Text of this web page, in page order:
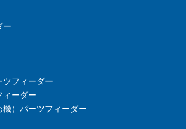
ー
ツフィーダー
ィーダー
）パーツフィーダー